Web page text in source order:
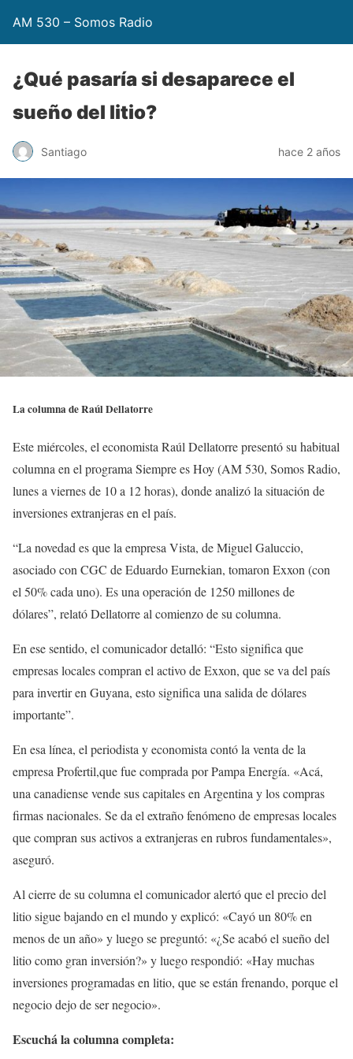
AM 530 – Somos Radio
¿Qué pasaría si desaparece el
sueño del litio?
Santiago hace 2 años
La columna de Raúl Dellatorre
Este miércoles, el economista Raúl Dellatorre presentó su habitual
columna en el programa Siempre es Hoy (AM 530, Somos Radio,
lunes a viernes de 10 a 12 horas), donde analizó la situación de
inversiones extranjeras en el país.
“La novedad es que la empresa Vista, de Miguel Galuccio,
asociado con CGC de Eduardo Eurnekian, tomaron Exxon (con
el 50% cada uno). Es una operación de 1250 millones de
dólares”, relató Dellatorre al comienzo de su columna.
En ese sentido, el comunicador detalló: “Esto significa que
empresas locales compran el activo de Exxon, que se va del país
para invertir en Guyana, esto significa una salida de dólares
importante”.
En esa línea, el periodista y economista contó la venta de la
empresa Profertil,que fue comprada por Pampa Energía. «Acá,
una canadiense vende sus capitales en Argentina y los compras
firmas nacionales. Se da el extraño fenómeno de empresas locales
que compran sus activos a extranjeras en rubros fundamentales»,
aseguró.
Al cierre de su columna el comunicador alertó que el precio del
litio sigue bajando en el mundo y explicó: «Cayó un 80% en
menos de un año» y luego se preguntó: «¿Se acabó el sueño del
litio como gran inversión?» y luego respondió: «Hay muchas
inversiones programadas en litio, que se están frenando, porque el
negocio dejo de ser negocio».
Escuchá la columna completa: